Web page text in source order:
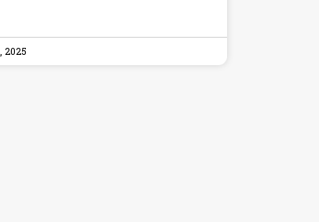
2025